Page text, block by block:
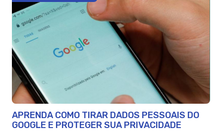
APRENDA COMO TIRAR DADOS PESSOAIS DO
GOOGLE E PROTEGER SUA PRIVACIDADE